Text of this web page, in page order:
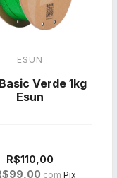
ESUN
Verde 1kg
Esun
R$110,00
com Pix